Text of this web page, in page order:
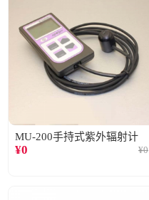
MU-200手持式紫外辐射计
¥0 ¥0